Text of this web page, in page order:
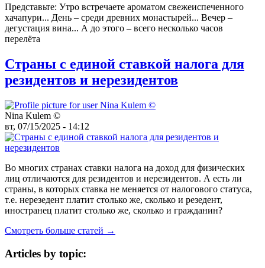
Представьте: Утро встречаете ароматом свежеиспеченного
хачапури... День – среди древних монастырей... Вечер –
дегустация вина... А до этого – всего несколько часов
перелёта
Страны с единой ставкой налога для
резидентов и нерезидентов
Nina Kulem ©️
вт, 07/15/2025 - 14:12
Во многих странах ставки налога на доход для физических
лиц отличаются для резидентов и нерезидентов. А есть ли
страны, в которых ставка не меняется от налогового статуса,
т.е. нерезедент платит столько же, сколько и резедент,
иностранец платит столько же, сколько и гражданин?
Смотреть больше статей →
Articles by topic: